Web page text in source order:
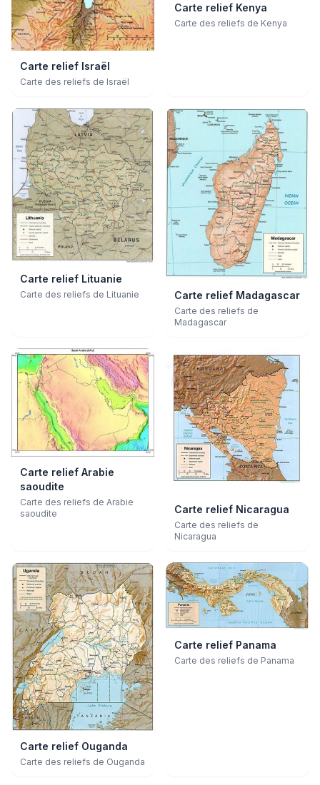
Carte relief Israël
Carte des reliefs de Israël
Carte relief Kenya
Carte des reliefs de Kenya
Carte relief Lituanie
Carte des reliefs de Lituanie Carte relief Madagascar
Carte des reliefs de
Madagascar
Carte relief Arabie
saoudite
Carte des reliefs de Arabie
saoudite
Carte relief Nicaragua
Carte des reliefs de
Nicaragua
Carte relief Ouganda
Carte des reliefs de Ouganda
Carte relief Panama
Carte des reliefs de Panama